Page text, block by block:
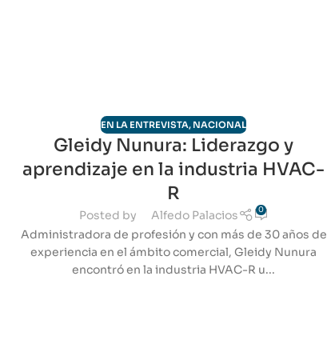
EN LA ENTREVISTA, NACIONAL
Gleidy Nunura: Liderazgo y
aprendizaje en la industria HVAC-
R
Posted by Alfedo Palacios 0
Administradora de profesión y con más de 30 años de
experiencia en el ámbito comercial, Gleidy Nunura
encontró en la industria HVAC-R u...